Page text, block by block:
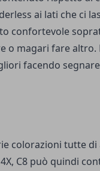
ai lati che ci
confortevole
o magari fare
facendo
colorazioni tutte
C8 può quindi